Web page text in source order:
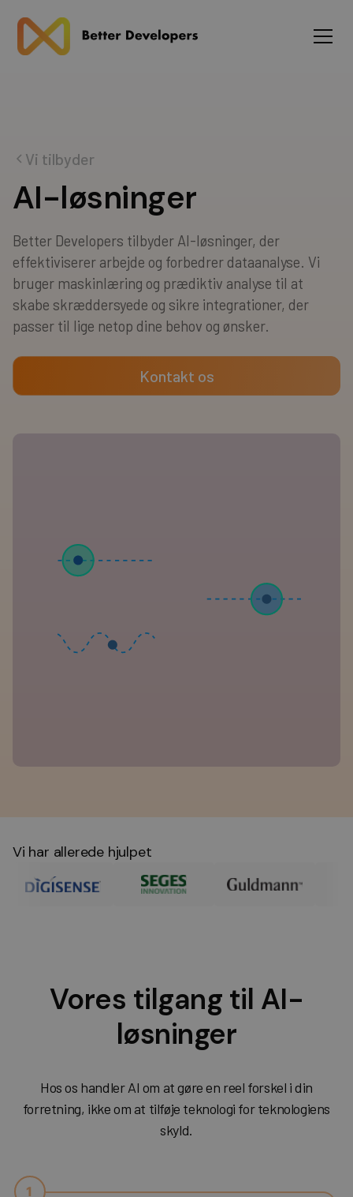
Vi tilbyder
AI-løsninger
Better Developers tilbyder AI-løsninger, der
effektiviserer arbejde og forbedrer dataanalyse. Vi
bruger maskinlæring og prædiktiv analyse til at
skabe skræddersyede og sikre integrationer, der
passer til lige netop dine behov og ønsker.
Kontakt os
Vi har allerede hjulpet
Vores tilgang til AI-
løsninger
Hos os handler AI om at gøre en reel forskel i din
forretning, ikke om at tilføje teknologi for teknologiens
skyld.